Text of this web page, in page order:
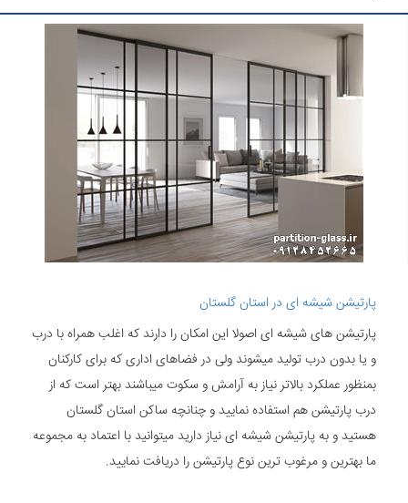
پارتیشن شیشه ای در استان گلستان
پارتیشن های شیشه ای اصولا این امکان را دارند که اغلب همراه با درب
و یا بدون درب تولید میشوند ولی در فضاهای اداری که برای کارکنان
بمنظور عملکرد بالاتر نیاز به آرامش و سکوت میباشند بهتر است که از
درب پارتیشن هم استفاده نمایید و چنانچه ساکن استان گلستان
هستید و به پارتیشن شیشه ای نیاز دارید میتوانید با اعتماد به مجموعه
ما بهترین و مرغوب ترین نوع پارتیشن را دریافت نمایید.